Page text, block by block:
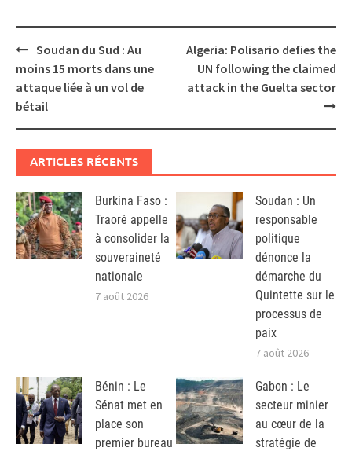
Post
navigation
Soudan du Sud : Au
moins 15 morts dans une
attaque liée à un vol de
bétail
Algeria: Polisario defies the
UN following the claimed
attack in the Guelta sector
ARTICLES RÉCENTS
Burkina Faso :
Traoré appelle
à consolider la
souveraineté
nationale
7 août 2026
Soudan : Un
responsable
politique
dénonce la
démarche du
Quintette sur le
processus de
paix
7 août 2026
Bénin : Le
Sénat met en
place son
premier bureau
Gabon : Le
secteur minier
au cœur de la
stratégie de